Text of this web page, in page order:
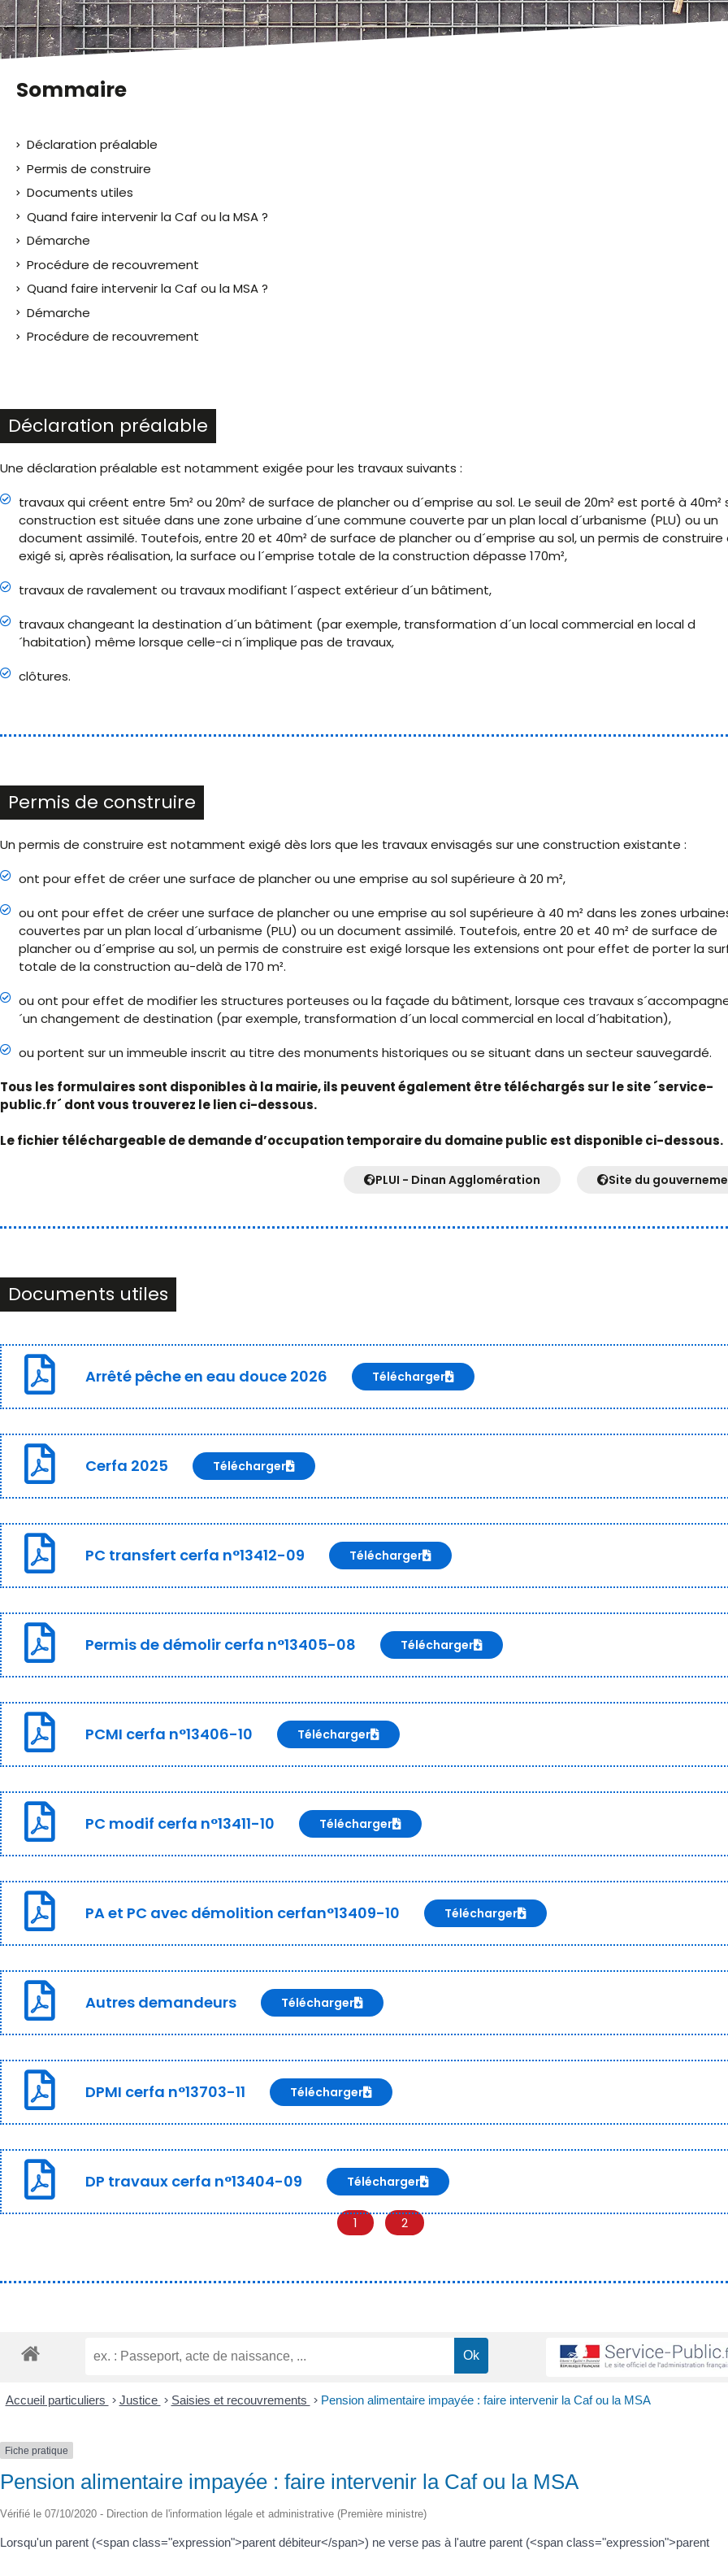
qui
utilisent
un
d'écran ;
Ctrl-
F10
ouvrir
menu
Sommaire
Déclaration préalable
Permis de construire
Documents utiles
Quand faire intervenir la Caf ou la MSA ?
Démarche
Procédure de recouvrement
Quand faire intervenir la Caf ou la MSA ?
Démarche
Procédure de recouvrement
Déclaration préalable
Une déclaration préalable est notamment exigée pour les travaux suivants :
travaux qui créent entre 5m² ou 20m² de surface de plancher ou d´emprise au sol. Le seuil de 20m² est porté à 40m²
construction est située dans une zone urbaine d´une commune couverte par un plan local d´urbanisme (PLU) ou un
document assimilé. Toutefois, entre 20 et 40m² de surface de plancher ou d´emprise au sol, un permis de construire
exigé si, après réalisation, la surface ou l´emprise totale de la construction dépasse 170m²,
travaux de ravalement ou travaux modifiant l´aspect extérieur d´un bâtiment,
travaux changeant la destination d´un bâtiment (par exemple, transformation d´un local commercial en local d
´habitation) même lorsque celle-ci n´implique pas de travaux,
clôtures.
Permis de construire
Un permis de construire est notamment exigé dès lors que les travaux envisagés sur une construction existante :
ont pour effet de créer une surface de plancher ou une emprise au sol supérieure à 20 m²,
ou ont pour effet de créer une surface de plancher ou une emprise au sol supérieure à 40 m² dans les zones
couvertes par un plan local d´urbanisme (PLU) ou un document assimilé. Toutefois, entre 20 et 40 m² de surface de
plancher ou d´emprise au sol, un permis de construire est exigé lorsque les extensions ont pour effet de porter la
totale de la construction au-delà de 170 m².
ou ont pour effet de modifier les structures porteuses ou la façade du bâtiment, lorsque ces travaux
´un changement de destination (par exemple, transformation d´un local commercial en local d´habitation),
ou portent sur un immeuble inscrit au titre des monuments historiques ou se situant dans un secteur sauvegardé.
Tous les formulaires sont disponibles à la mairie, ils peuvent également être téléchargés sur le site ´service-
public.fr´ dont vous trouverez le lien ci-dessous.
Le fichier téléchargeable de demande d’occupation temporaire du domaine public est disponible ci-dessous.
PLUI - Dinan Agglomération Site du
Documents utiles
Arrêté pêche en eau douce 2026 Télécharger
Cerfa 2025 Télécharger
PC transfert cerfa n°13412-09 Télécharger
Permis de démolir cerfa n°13405-08 Télécharger
PCMI cerfa n°13406-10 Télécharger
PC modif cerfa n°13411-10 Télécharger
PA et PC avec démolition cerfan°13409-10 Télécharger
Autres demandeurs Télécharger
DPMI cerfa n°13703-11 Télécharger
DP travaux cerfa n°13404-09 Télécharger
1 2
Accueil particuliers > Justice > Saisies et recouvrements > Pension alimentaire impayée : faire intervenir la Caf ou la MSA
Fiche pratique
Pension alimentaire impayée : faire intervenir la Caf ou la MSA
Vérifié le 07/10/2020 - Direction de l'information légale et administrative (Première ministre)
Lorsqu'un parent (<span class="expression">parent débiteur</span>) ne verse pas à l'autre parent (<span class="expression">parent